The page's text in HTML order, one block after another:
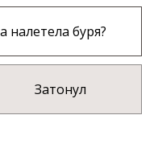
налетела буря?
Затонул